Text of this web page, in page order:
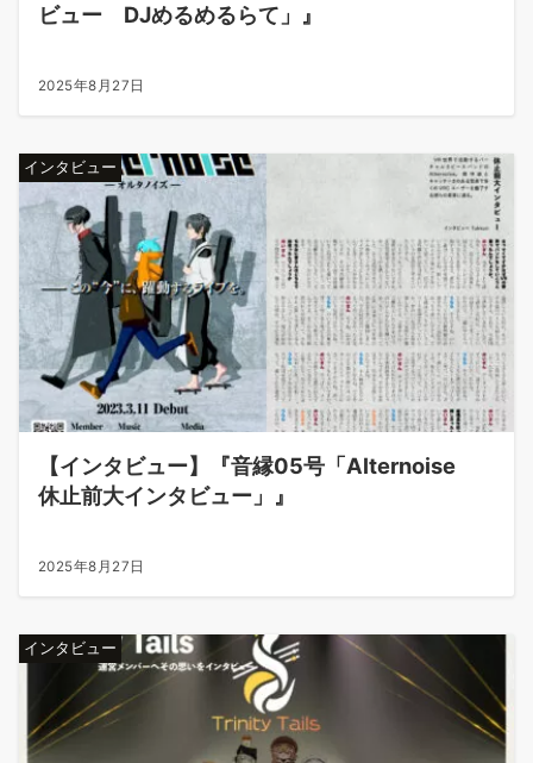
ビュー DJめるめるらて」』
2025年8月27日
インタビュー
【インタビュー】『音縁05号「Alternoise
休止前大インタビュー」』
2025年8月27日
インタビュー